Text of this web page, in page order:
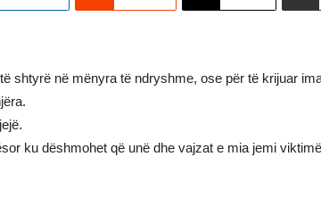
shtyrë në mënyra të ndryshme, ose për të krijuar
ku dëshmohet që unë dhe vajzat e mia jemi